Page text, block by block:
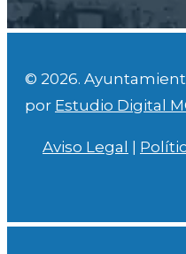
© 2026.
por Estudio Digital
Aviso Legal